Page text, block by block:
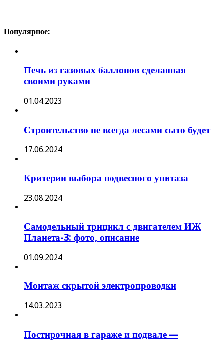
Популярное:
Печь из газовых баллонов сделанная
своими руками
01.04.2023
Строительство не всегда лесами сыто будет
17.06.2024
Критерии выбора подвесного унитаза
23.08.2024
Самодельный трицикл с двигателем ИЖ
Планета-3: фото, описание
01.09.2024
Монтаж скрытой электропроводки
14.03.2023
Постирочная в гараже и подвале —